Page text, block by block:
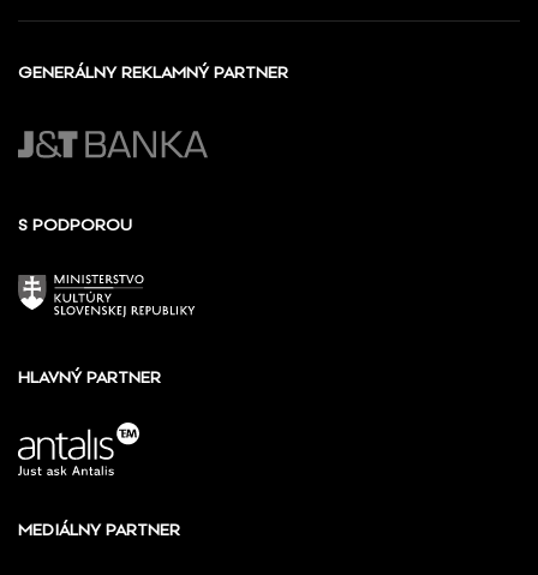
GENERÁLNY REKLAMNÝ PARTNER
S PODPOROU
HLAVNÝ PARTNER
MEDIÁLNY PARTNER